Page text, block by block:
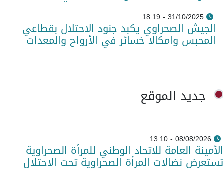
31/10/2025 - 18:19
الجيش الصحراوي يكبد جنود الاحتلال بقطاعي
المحبس وامكالا خسائر في الأرواح والمعدات
جديد الموقع
08/08/2026 - 13:10
الأمينة العامة للاتحاد الوطني للمرأة الصحراوية
تستعرض نضالات المرأة الصحراوية تحت الاحتلال